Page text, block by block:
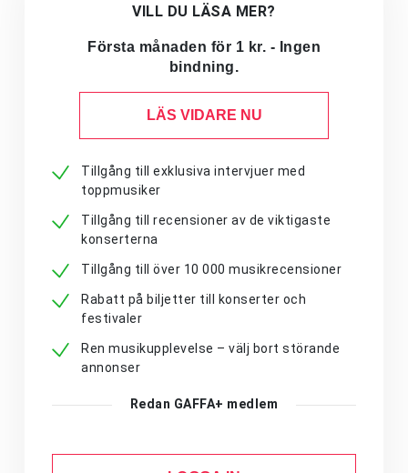
VILL DU LÄSA MER?
Första månaden för 1 kr. - Ingen
bindning.
LÄS VIDARE NU
Tillgång till exklusiva intervjuer med
toppmusiker
Tillgång till recensioner av de viktigaste
konserterna
Tillgång till över 10 000 musikrecensioner
Rabatt på biljetter till konserter och
festivaler
Ren musikupplevelse – välj bort störande
annonser
Redan GAFFA+ medlem